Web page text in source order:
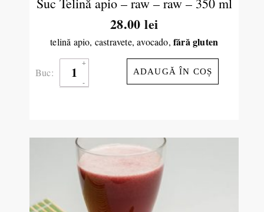
Suc Telină apio – raw – raw – 350 ml
28.00lei
telină apio, castravete, avocado, fără gluten
Buc: ADAUGĂ ÎN COȘ